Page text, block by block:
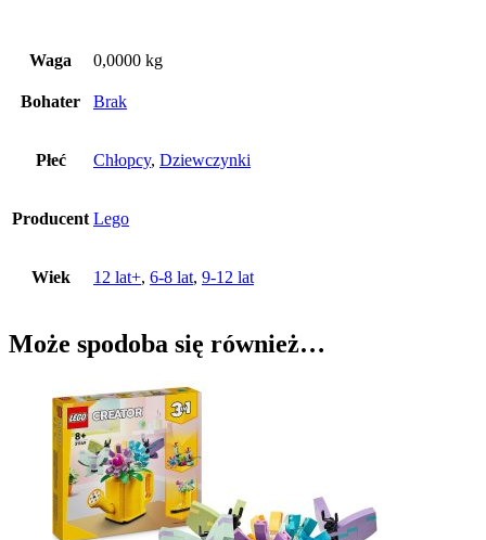
Waga 0,0000 kg
Bohater Brak
Płeć Chłopcy, Dziewczynki
Producent Lego
Wiek 12 lat+, 6-8 lat, 9-12 lat
Może spodoba się również…